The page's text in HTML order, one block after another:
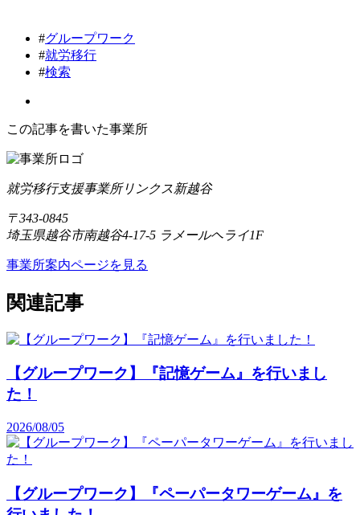
#グループワーク
#就労移行
#検索
この記事を書いた事業所
就労移行支援事業所リンクス新越谷
〒343-0845
埼玉県越谷市南越谷4-17-5 ラメールヘライ1F
事業所案内ページを見る
関連記事
【グループワーク】『記憶ゲーム』を行いまし
た！
2026/08/05
【グループワーク】『ペーパータワーゲーム』を